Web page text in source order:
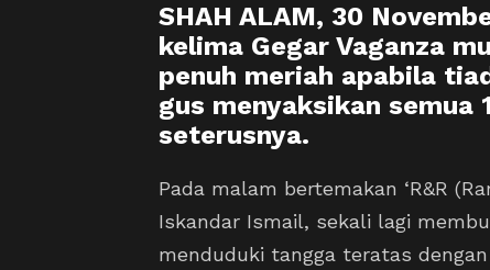
SHAH ALAM, 30
kelima Gegar Vaganza
penuh meriah apabila
gus menyaksikan semua
seterusnya.
Pada malam bertemakan ‘R&R
Iskandar Ismail, sekali lagi
menduduki tangga teratas